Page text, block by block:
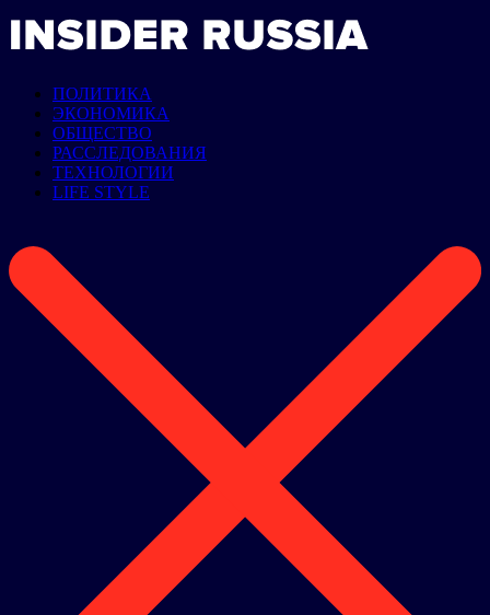
ПОЛИТИКА
ЭКОНОМИКА
ОБЩЕСТВО
РАССЛЕДОВАНИЯ
ТЕХНОЛОГИИ
LIFE STYLE